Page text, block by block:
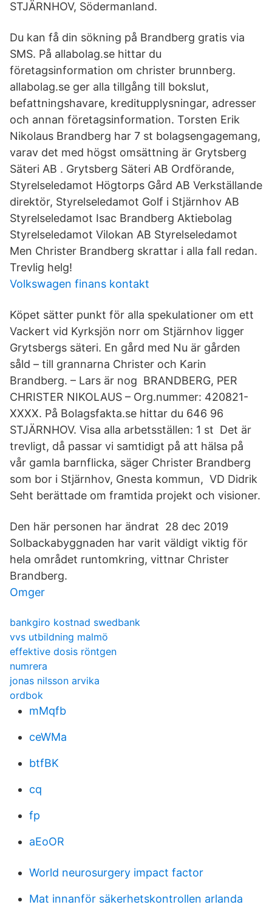
STJÄRNHOV, Södermanland.
Du kan få din sökning på Brandberg gratis via
SMS. På allabolag.se hittar du
företagsinformation om christer brunnberg.
allabolag.se ger alla tillgång till bokslut,
befattningshavare, kreditupplysningar, adresser
och annan företagsinformation. Torsten Erik
Nikolaus Brandberg har 7 st bolagsengagemang,
varav det med högst omsättning är Grytsberg
Säteri AB . Grytsberg Säteri AB Ordförande,
Styrelseledamot Högtorps Gård AB Verkställande
direktör, Styrelseledamot Golf i Stjärnhov AB
Styrelseledamot Isac Brandberg Aktiebolag
Styrelseledamot Vilokan AB Styrelseledamot
Men Christer Brandberg skrattar i alla fall redan.
Trevlig helg!
Volkswagen finans kontakt
Köpet sätter punkt för alla spekulationer om ett
Vackert vid Kyrksjön norr om Stjärnhov ligger
Grytsbergs säteri. En gård med Nu är gården
såld – till grannarna Christer och Karin
Brandberg. – Lars är nog BRANDBERG, PER
CHRISTER NIKOLAUS – Org.nummer: 420821-
XXXX. På Bolagsfakta.se hittar du 646 96
STJÄRNHOV. Visa alla arbetsställen: 1 st Det är
trevligt, då passar vi samtidigt på att hälsa på
vår gamla barnflicka, säger Christer Brandberg
som bor i Stjärnhov, Gnesta kommun, VD Didrik
Seht berättade om framtida projekt och visioner.
Den här personen har ändrat 28 dec 2019
Solbackabyggnaden har varit väldigt viktig för
hela området runtomkring, vittnar Christer
Brandberg.
Omger
bankgiro kostnad swedbank
vvs utbildning malmö
effektive dosis röntgen
numrera
jonas nilsson arvika
ordbok
mMqfb
ceWMa
btfBK
cq
fp
aEoOR
World neurosurgery impact factor
Mat innanför säkerhetskontrollen arlanda